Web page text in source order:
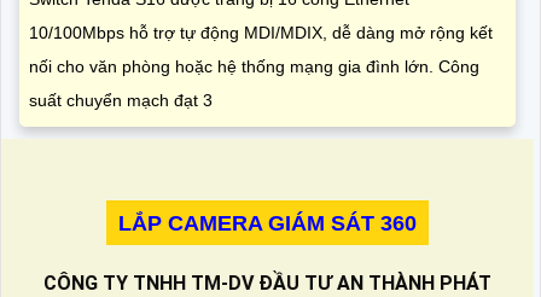
10/100Mbps hỗ trợ tự động MDI/MDIX, dễ dàng mở rộng kết
nối cho văn phòng hoặc hệ thống mạng gia đình lớn. Công
suất chuyển mạch đạt 3
LẮP CAMERA GIÁM SÁT 360
CÔNG TY TNHH TM-DV ĐẦU TƯ AN THÀNH PHÁT